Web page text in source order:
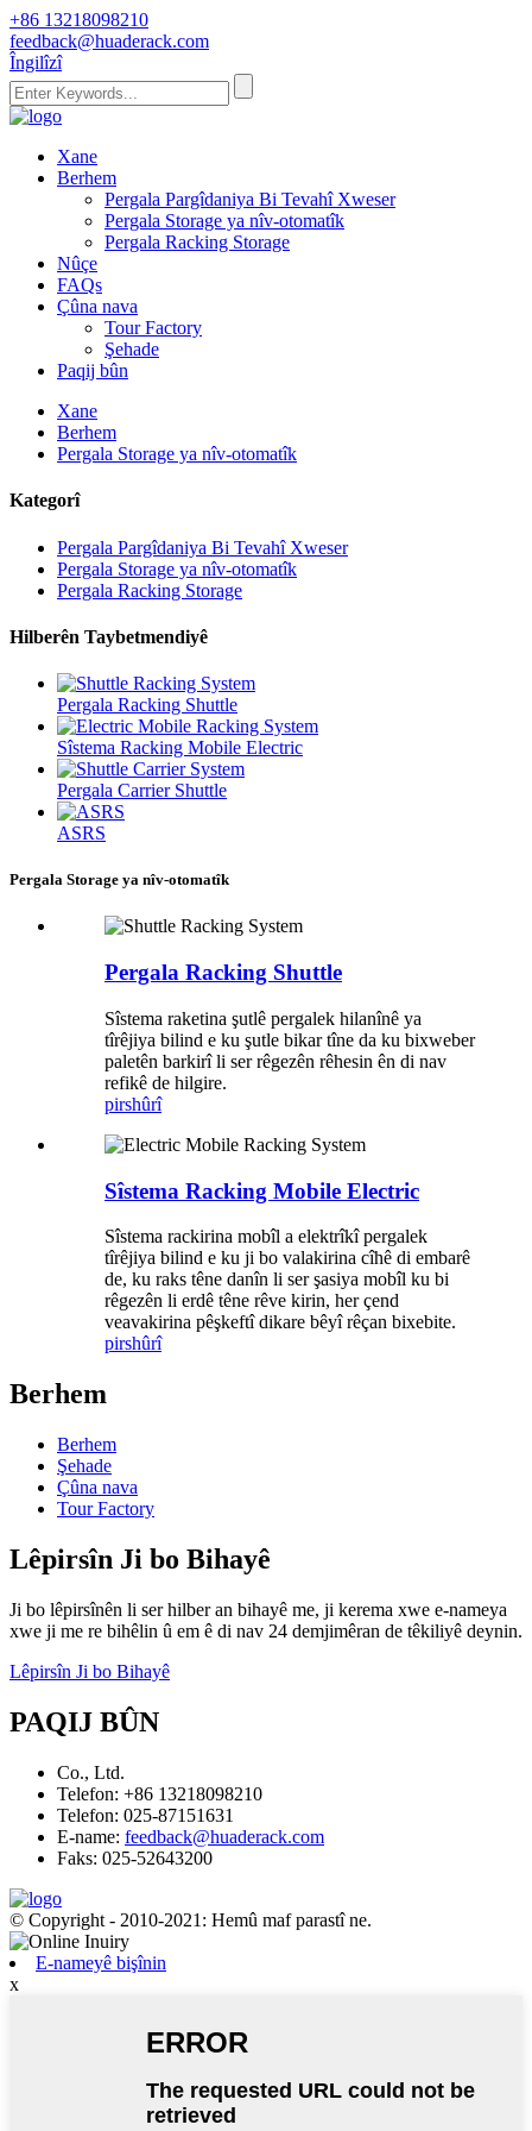
+86 13218098210
feedback@huaderack.com
Îngilîzî
Xane
Berhem
Pergala Pargîdaniya Bi Tevahî Xweser
Pergala Storage ya nîv-otomatîk
Pergala Racking Storage
Nûçe
FAQs
Çûna nava
Tour Factory
Şehade
Paqij bûn
Xane
Berhem
Pergala Storage ya nîv-otomatîk
Kategorî
Pergala Pargîdaniya Bi Tevahî Xweser
Pergala Storage ya nîv-otomatîk
Pergala Racking Storage
Hilberên Taybetmendiyê
Pergala Racking Shuttle
Sîstema Racking Mobile Electric
Pergala Carrier Shuttle
ASRS
Pergala Storage ya nîv-otomatîk
Pergala Racking Shuttle
Sîstema raketina şutlê pergalek hilanînê ya
tîrêjiya bilind e ku şutle bikar tîne da ku bixweber
paletên barkirî li ser rêgezên rêhesin ên di nav
refikê de hilgire.
pirshûrî
Sîstema Racking Mobile Electric
Sîstema rackirina mobîl a elektrîkî pergalek
tîrêjiya bilind e ku ji bo valakirina cîhê di embarê
de, ku raks têne danîn li ser şasiya mobîl ku bi
rêgezên li erdê têne rêve kirin, her çend
veavakirina pêşkeftî dikare bêyî rêçan bixebite.
pirshûrî
Berhem
Berhem
Şehade
Çûna nava
Tour Factory
Lêpirsîn Ji bo Bihayê
Ji bo lêpirsînên li ser hilber an bihayê me, ji kerema xwe e-nameya
xwe ji me re bihêlin û em ê di nav 24 demjimêran de têkiliyê deynin.
Lêpirsîn Ji bo Bihayê
PAQIJ BÛN
Co., Ltd.
Telefon: +86 13218098210
Telefon: 025-87151631
E-name: feedback@huaderack.com
Faks: 025-52643200
© Copyright - 2010-2021: Hemû maf parastî ne.
E-nameyê bişînin
x